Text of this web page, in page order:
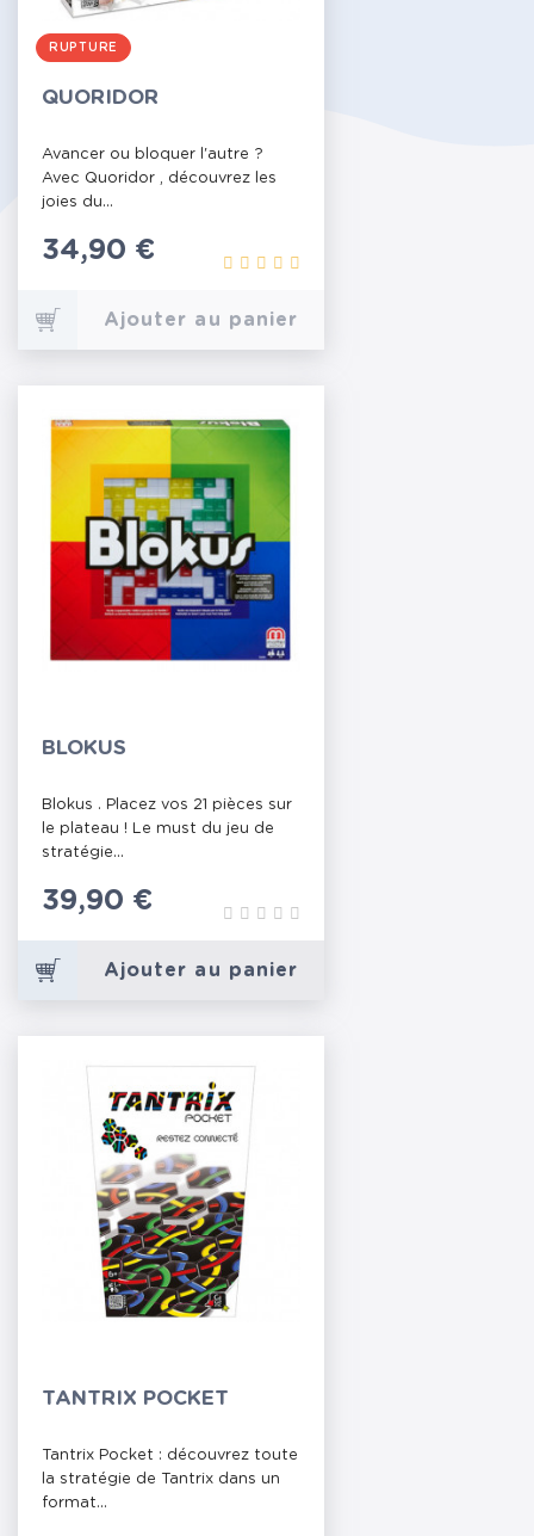
RUPTURE
QUORIDOR
Avancer ou bloquer l'autre ?
Avec Quoridor , découvrez les
joies du...
Prix
34,90 €
Ajouter au panier
BLOKUS
Blokus . Placez vos 21 pièces sur
le plateau ! Le must du jeu de
stratégie...
Prix
39,90 €
Ajouter au panier
TANTRIX POCKET
Tantrix Pocket : découvrez toute
la stratégie de Tantrix dans un
format...